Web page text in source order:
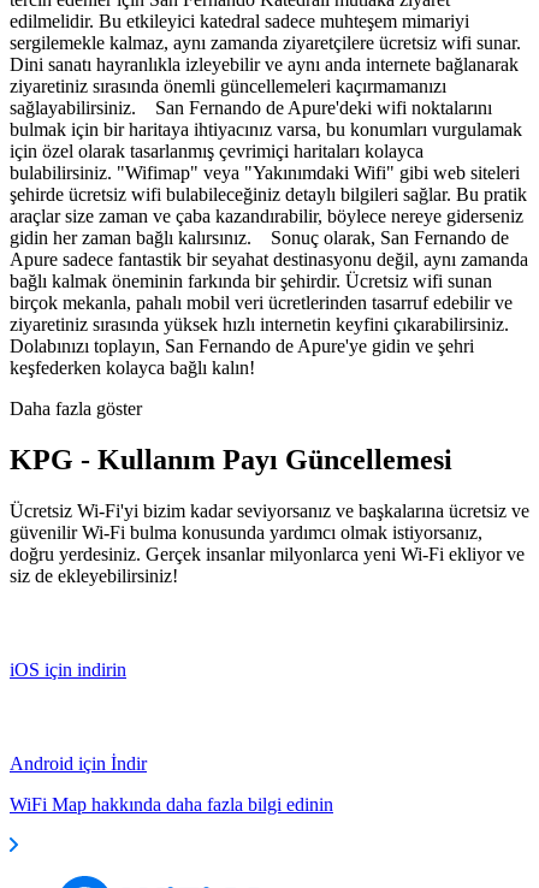
edilmelidir. Bu etkileyici katedral sadece muhteşem mimariyi
sergilemekle kalmaz, aynı zamanda ziyaretçilere ücretsiz wifi sunar.
Dini sanatı hayranlıkla izleyebilir ve aynı anda internete bağlanarak
ziyaretiniz sırasında önemli güncellemeleri kaçırmamanızı
sağlayabilirsiniz. San Fernando de Apure'deki wifi noktalarını
bulmak için bir haritaya ihtiyacınız varsa, bu konumları vurgulamak
için özel olarak tasarlanmış çevrimiçi haritaları kolayca
bulabilirsiniz. "Wifimap" veya "Yakınımdaki Wifi" gibi web siteleri
şehirde ücretsiz wifi bulabileceğiniz detaylı bilgileri sağlar. Bu pratik
araçlar size zaman ve çaba kazandırabilir, böylece nereye giderseniz
gidin her zaman bağlı kalırsınız. Sonuç olarak, San Fernando de
Apure sadece fantastik bir seyahat destinasyonu değil, aynı zamanda
bağlı kalmak öneminin farkında bir şehirdir. Ücretsiz wifi sunan
birçok mekanla, pahalı mobil veri ücretlerinden tasarruf edebilir ve
ziyaretiniz sırasında yüksek hızlı internetin keyfini çıkarabilirsiniz.
Dolabınızı toplayın, San Fernando de Apure'ye gidin ve şehri
keşfederken kolayca bağlı kalın!
Daha fazla göster
KPG - Kullanım Payı Güncellemesi
Ücretsiz Wi-Fi'yi bizim kadar seviyorsanız ve başkalarına ücretsiz ve
güvenilir Wi-Fi bulma konusunda yardımcı olmak istiyorsanız,
doğru yerdesiniz. Gerçek insanlar milyonlarca yeni Wi-Fi ekliyor ve
siz de ekleyebilirsiniz!
iOS için indirin
Android için İndir
WiFi Map hakkında daha fazla bilgi edinin